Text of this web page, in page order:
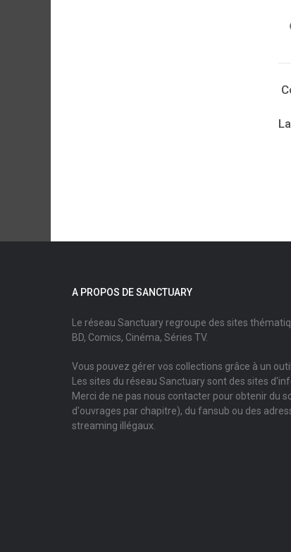
A PROPOS DE SANCTUARY
Le réseau Sanctuary regroupe des sites
BD, Comics, Cinéma, Séries TV.
Vous pouvez gérer vos collections grâce à un
Les sites du réseau Sanctuary sont des sites
Merci de ne pas nous contacter pour obtenir du
d'ouvrages par chapitre), du fansub ou des
streaming illégaux.